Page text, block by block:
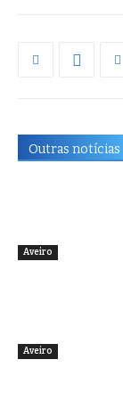
Outras notícias
Aveiro
Aveiro